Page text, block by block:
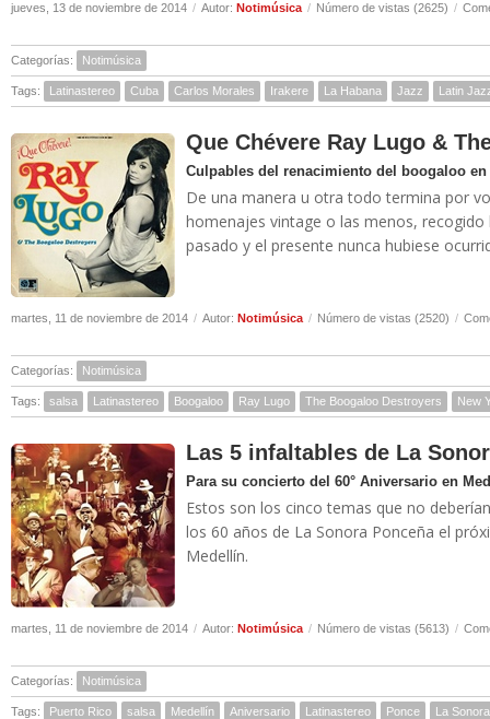
jueves, 13 de noviembre de 2014 / Autor: Notimúsica / Número de vistas (2625) /
Categorías: Notimúsica
Tags: Latinastereo Cuba Carlos Morales Irakere La Habana Jazz Latin
Que Chévere Ray Lugo &
Culpables del renacimiento del boogaloo en
De una manera u otra todo termina por
homenajes vintage o las menos,
pasado y el presente nunca hubiese
martes, 11 de noviembre de 2014 / Autor: Notimúsica / Número de vistas (2520) /
Categorías: Notimúsica
Tags: salsa Latinastereo Boogaloo Ray Lugo The Boogaloo Destroyers New
Las 5 infaltables de La
Para su concierto del 60° Aniversario en
Estos son los cinco temas que no
los 60 años de La Sonora Ponceña el
Medellín.
martes, 11 de noviembre de 2014 / Autor: Notimúsica / Número de vistas (5613) /
Categorías: Notimúsica
Tags: Puerto Rico salsa Medellín Aniversario Latinastereo Ponce La